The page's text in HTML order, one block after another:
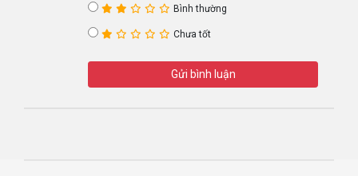
Bình thường
Chưa tốt
Gửi bình luận